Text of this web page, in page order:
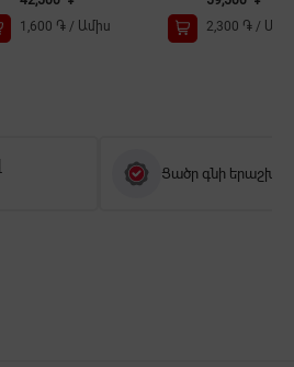
1,600 ֏ / Ամիս
2,300 ֏ /
Ցածր գնի երաշխիք